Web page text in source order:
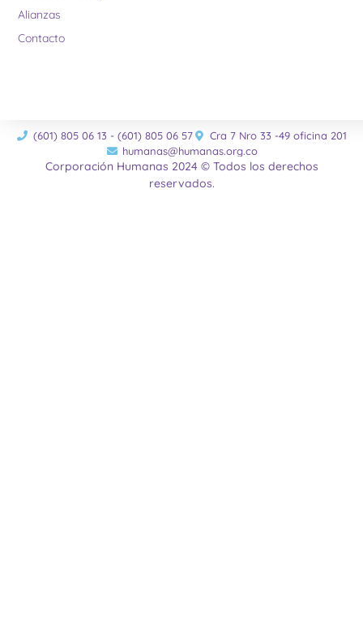
Alianzas
Contacto
(601) 805 06 13 - (601) 805 06 57
Cra 7 Nro 33 -49 oficina 201
humanas@humanas.org.co
Corporación Humanas 2024 © Todos los derechos
reservados.